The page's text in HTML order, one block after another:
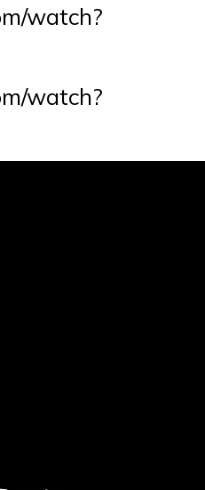
watch?
watch?